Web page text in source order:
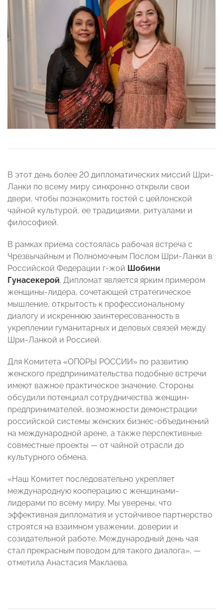
В этот день более 20 дипломатических миссий Шри-
Ланки по всему миру синхронно открыли свои
двери, чтобы познакомить гостей с цейлонской
чайной культурой, ее традициями, ритуалами и
философией.
В рамках приема состоялась рабочая встреча с
Чрезвычайным и Полномочным Послом Шри-Ланки в
Российской Федерации г-жой Шобини
Гунасекерой. Дипломат является ярким примером
женщины-лидера, сочетающей стратегическое
мышление, открытость к профессиональному
диалогу и искреннюю заинтересованность в
укреплении гуманитарных и деловых связей между
Шри-Ланкой и Россией.
Для Комитета «ОПОРЫ РОССИИ» по развитию
женского предпринимательства подобные встречи
имеют важное практическое значение. Стороны
обсудили потенциал сотрудничества женщин-
предпринимателей, возможности демонстрации
российской системы женских бизнес-объединений
на международной арене, а также перспективные
совместные проекты — от чайной отрасли до
культурного обмена.
«Наш Комитет последовательно укрепляет
международную кооперацию с женщинами-
лидерами по всему миру. Мы уверены, что
эффективная дипломатия и устойчивое партнерство
строятся на взаимном уважении, доверии и
созидательной работе. Международный день чая
стал прекрасным поводом для такого диалога», —
отметила Анастасия Маклаева.